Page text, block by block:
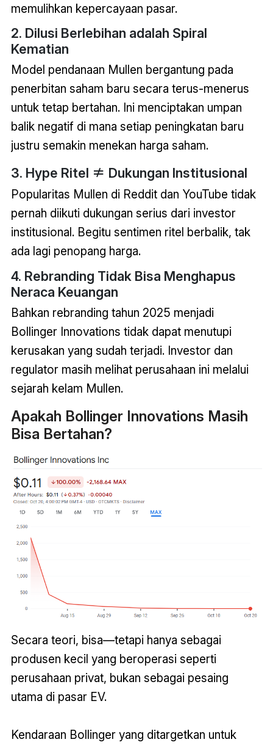
memulihkan kepercayaan pasar.
2. Dilusi Berlebihan adalah Spiral
Kematian
Model pendanaan Mullen bergantung pada
penerbitan saham baru secara terus-menerus
untuk tetap bertahan. Ini menciptakan umpan
balik negatif di mana setiap peningkatan baru
justru semakin menekan harga saham.
3. Hype Ritel ≠ Dukungan Institusional
Popularitas Mullen di Reddit dan YouTube tidak
pernah diikuti dukungan serius dari investor
institusional. Begitu sentimen ritel berbalik, tak
ada lagi penopang harga.
4. Rebranding Tidak Bisa Menghapus
Neraca Keuangan
Bahkan rebranding tahun 2025 menjadi
Bollinger Innovations tidak dapat menutupi
kerusakan yang sudah terjadi. Investor dan
regulator masih melihat perusahaan ini melalui
sejarah kelam Mullen.
Apakah Bollinger Innovations Masih
Bisa Bertahan?
Secara teori, bisa—tetapi hanya sebagai
produsen kecil yang beroperasi seperti
perusahaan privat, bukan sebagai pesaing
utama di pasar EV.
Kendaraan Bollinger yang ditargetkan untuk